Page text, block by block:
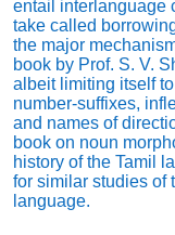
entail interlanguage
take called
the major
book by Prof. S. V.
albeit limiting itself
number-suffixes,
and names of
book on noun
history of the Tamil
for similar studies of
language.